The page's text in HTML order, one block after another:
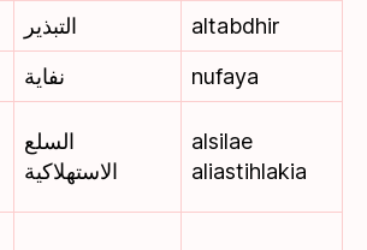
التبذير
altabdhir
نفاية
nufaya
السلع
الاستهلاكية
alsilae
aliastihlakia